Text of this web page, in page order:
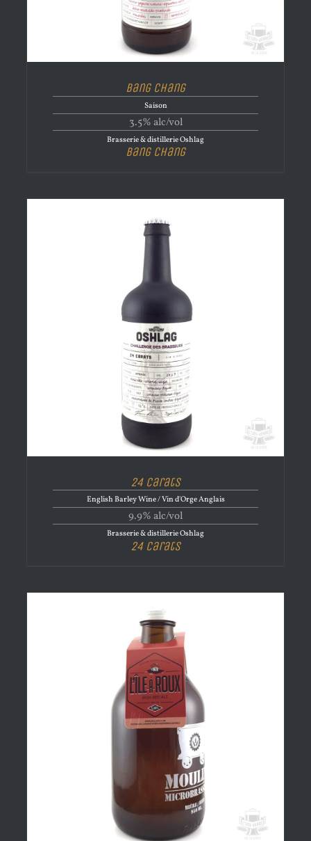
Bang Chang
Saison
3.5% alc/vol
Brasserie & distillerie Oshlag
Bang Chang
24 Carats
English Barley Wine / Vin d'Orge Anglais
9.9% alc/vol
Brasserie & distillerie Oshlag
24 Carats